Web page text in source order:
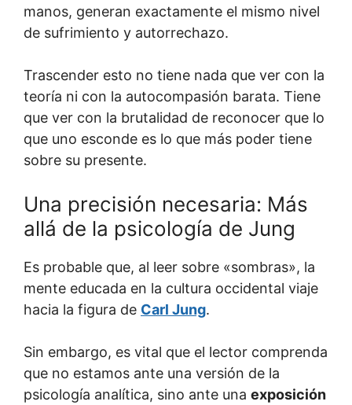
manos, generan exactamente el mismo nivel
de sufrimiento y autorrechazo.
Trascender esto no tiene nada que ver con la
teoría ni con la autocompasión barata. Tiene
que ver con la brutalidad de reconocer que lo
que uno esconde es lo que más poder tiene
sobre su presente.
Una precisión necesaria: Más
allá de la psicología de Jung
Es probable que, al leer sobre «sombras», la
mente educada en la cultura occidental viaje
hacia la figura de Carl Jung.
Sin embargo, es vital que el lector comprenda
que no estamos ante una versión de la
psicología analítica, sino ante una exposición